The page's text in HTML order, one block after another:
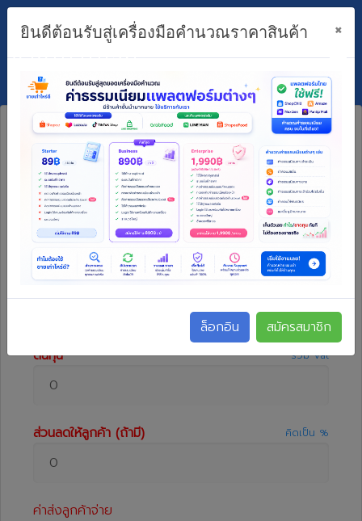
ขายเท่าไหร่ดี?
ไม่สามารถใช้งานได้ กรุณา
ล็อกอิน/สมัครสมาชิก
ราคาขาย (รวม Vat)
ต้นทุน รวม Vat
ส่วนลดให้ลูกค้า (ถ้ามี) คิดเป็น %
ค่าส่งลูกค้าจ่าย
ยินดีต้อนรับสู่เครื่องมือคำนวณราคาสินค้า ×
ล็อกอิน สมัครสมาชิก